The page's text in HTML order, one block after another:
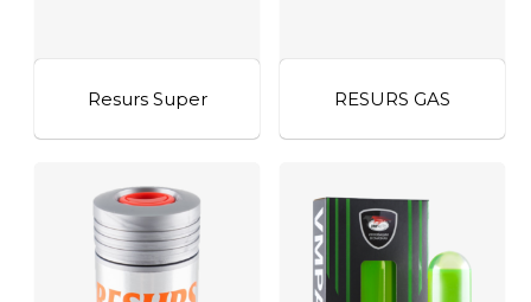
Resurs Super RESURS GAS